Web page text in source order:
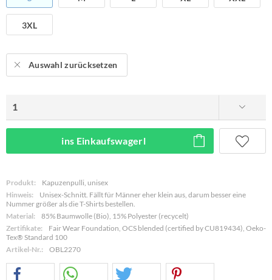
3XL
Auswahl zurücksetzen
ins Einkaufswagerl
Produkt:
Kapuzenpulli, unisex
Hinweis:
Unisex-Schnitt. Fällt für Männer eher klein aus, darum besser eine
Nummer größer als die T-Shirts bestellen.
Material:
85% Baumwolle (Bio), 15% Polyester (recycelt)
Zertifikate:
Fair Wear Foundation, OCS blended (certified by CU819434), Oeko-
Tex® Standard 100
Artikel-Nr.:
OBL2270